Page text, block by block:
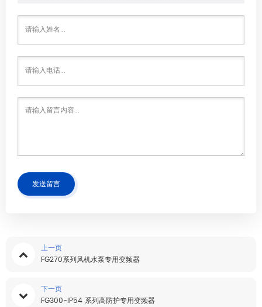
发送留言
上一页
FG270系列风机水泵专用变频器
下一页
FG300-IP54 系列高防护专用变频器